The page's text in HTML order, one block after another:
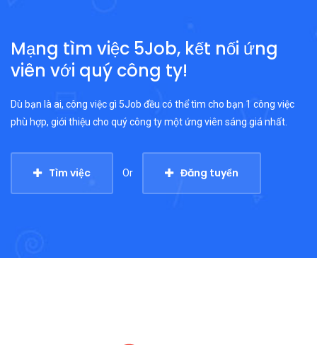
Mạng tìm việc 5Job, kết nối ứng
viên với quý công ty!
Dù bạn là ai, công việc gì 5Job đều có thể tìm cho bạn 1 công việc
phù hợp, giới thiệu cho quý công ty một ứng viên sáng giá nhất.
Tìm việc Or Đăng tuyển